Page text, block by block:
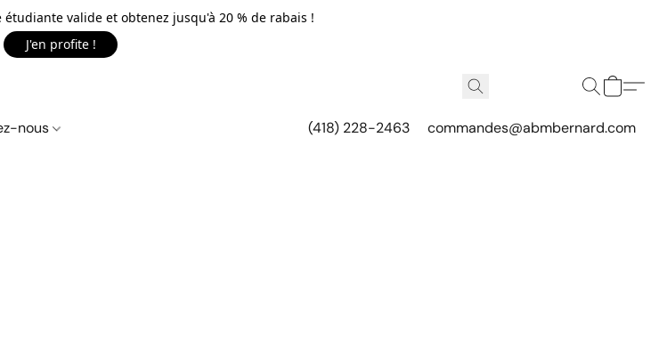
valide et obtenez jusqu'à 20 % de rabais !
J'en profite !
nous (418) 228-2463 commandes@abmbernard.com